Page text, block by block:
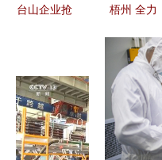
台山企业抢
遇,以“新”力
量带
动“新”跃升!
梧州 全力
扩投资，以
新材料技术
研发引领工
业振兴新征
程